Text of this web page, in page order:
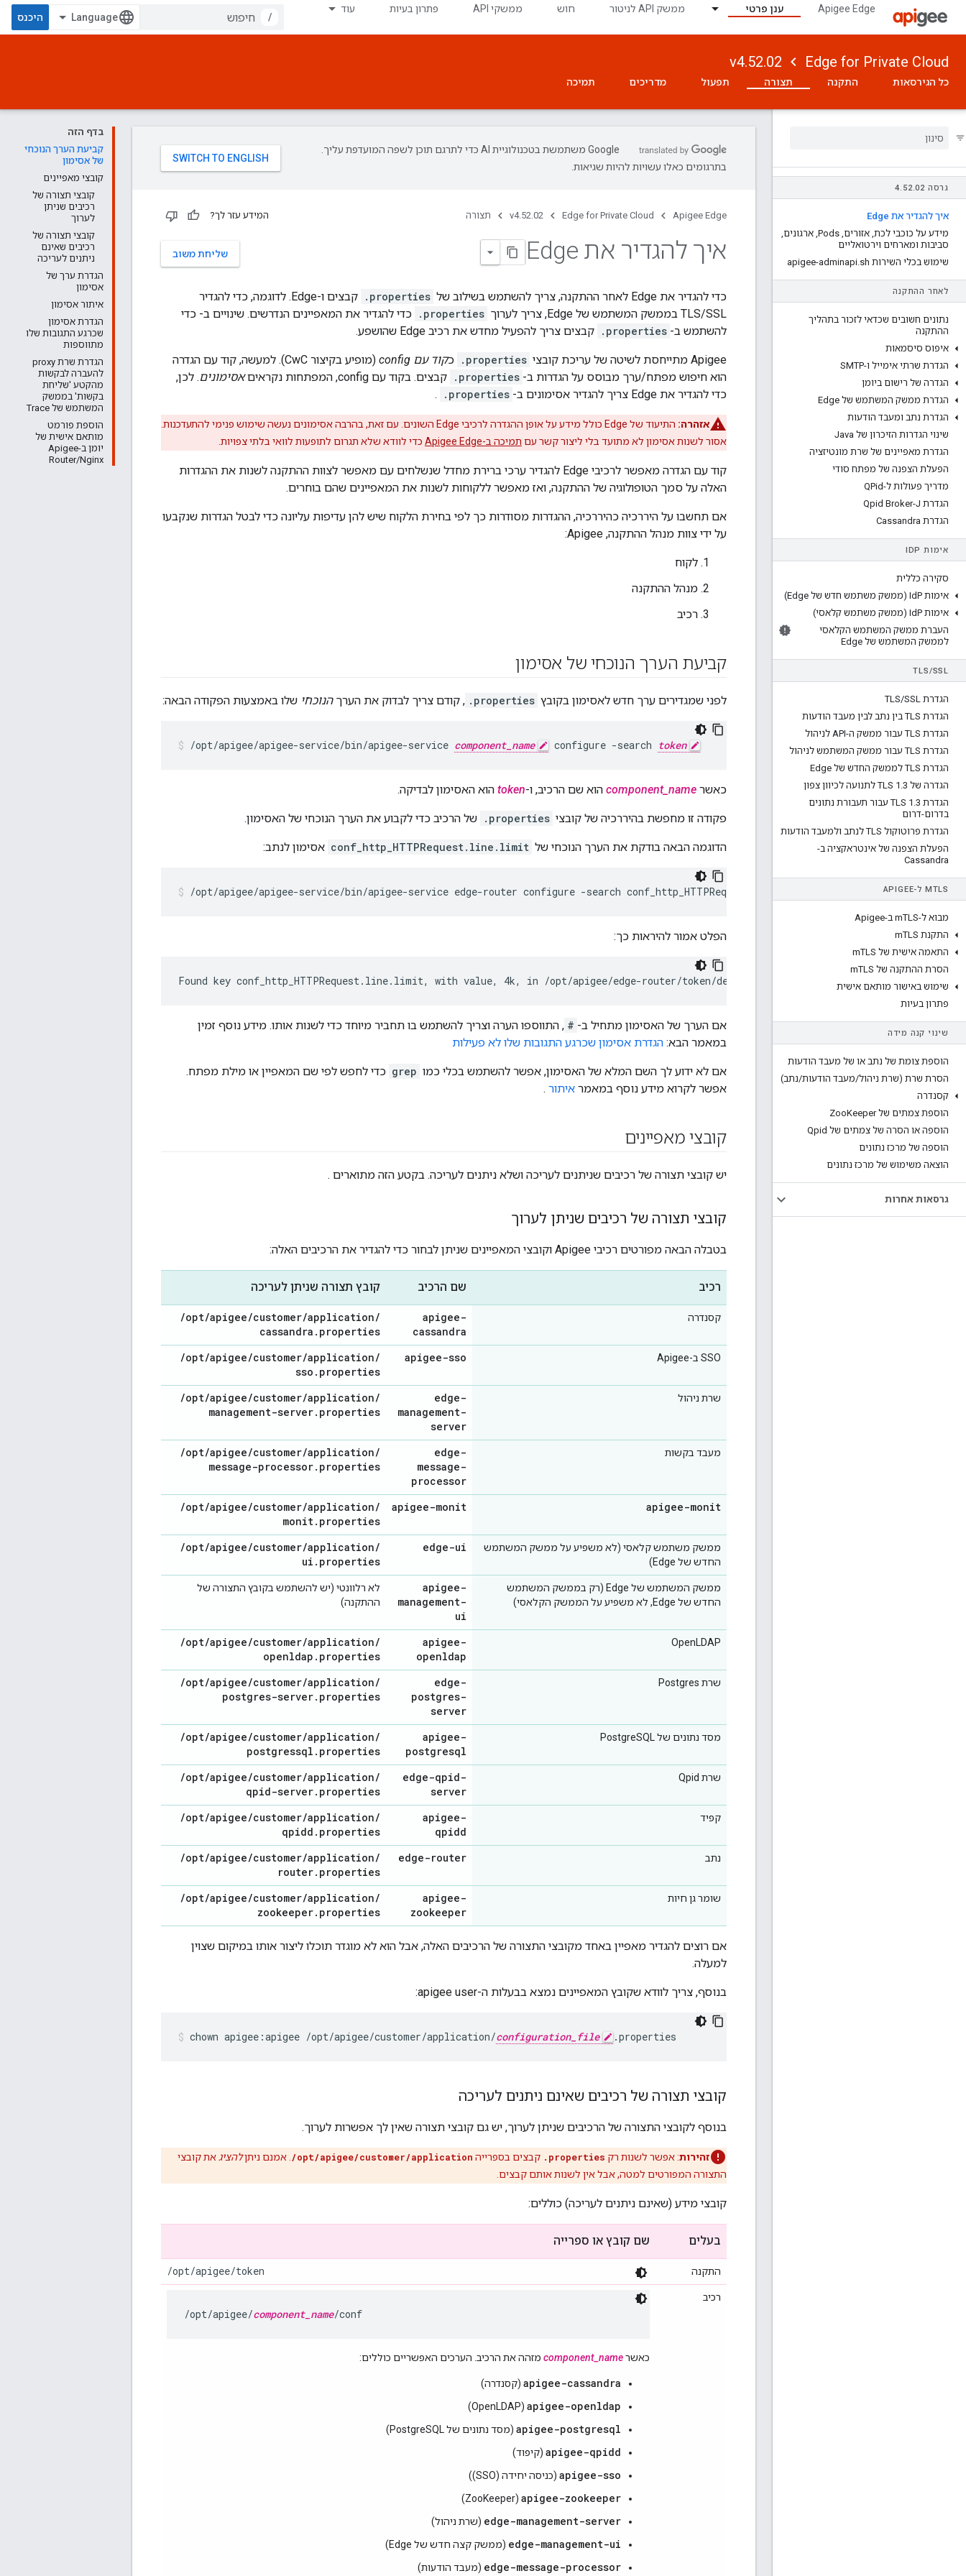
Apigee Edge ענן פרטי ממשק API לניטור חוש ממשקי API פתרון בעיות עוד
/ היכנס
Edge for Private Cloud
v4.52.02
כל הגירסאות התקנה תצורה תפעול מדריכים תמיכה
גרסה 4 . 52.02
איך להגדיר את Edge
מידע על כוכבי לכת, אזורים,
, ארגונים,
סביבות ומארחים וירטואליים
שימוש בכלי השירות apigee-adminapi
.sh
לאחר ההתקנה
נתונים חשובים שכדאי לזכור בתהליך
ההתקנה
איפוס סיסמאות
הגדרת שרתי אימייל ו-SMTP
הגדרה של רישום ביומן
הגדרת ממשק המשתמש של Edge
הגדרת נתב ומעבד הודעות
שינוי הגדרות הזיכרון של Java
הגדרת מאפיינים של שרת מונטיזציה
הפעלת הצפנה של מפתח סודי
מדריך פעולות ל-QPid
הגדרת Qpid Broker-J
הגדרת Cassandra
אימות ID P
סקירה כללית
אימות Id P (ממשק משתמש חדש של Edge)
אימות Id P (ממשק משתמש קלאסי)
העברת ממשק המשתמש הקלאסי
לממשק המשתמש של Edge
TLS/SSL
הגדרת TLS /SSL
הגדרת TLS בין נתב לבין מעבד הודעות
הגדרת TLS עבור ממשק ה-API לניהול
הגדרת TLS עבור ממשק המשתמש לניהול
הגדרת TLS לממשק החדש של Edge
הגדרה של TLS 1
.3 לתנועה לכיוון צפון
הגדרת TLS 1
.
3 עבור תעבורת נתונים
בדרום-דרום
הגדרת פרוטוקול TLS לנתב ולמעבד הודעות
הפעלת הצפנה של אינטראקציה ב-
Cassandra
MTLS ל-APIGEE
מבוא ל-mTLS ב-Apigee
התקנת m TLS
התאמה אישית של m TLS
הסרת ההתקנה של m TLS
שימוש באישור מותאם אישית
פתרון בעיות
שינוי קנה מידה
הוספת צומת של נתב או של מעבד הודעות
הסרת שרת (שרת ניהול/מעבד הודעות/נתב)
קסנדרה
הוספת צמתים של ZooKeeper
הוספה או הסרה של צמתים של Qpid
הוספה של מרכז נתונים
הוצאה משימוש של מרכז נתונים
גרסאות אחרות
בדף הזה
קביעת הערך הנוכחי
של אסימון
קובצי מאפיינים
קובצי תצורה של
רכיבים שניתן
לערוך
קובצי תצורה של
רכיבים שאינם
ניתנים לעריכה
הגדרת ערך של
אסימון
איתור אסימון
הגדרת אסימון
שכרגע התגובות שלו
מתווספות
הגדרת שרת proxy
להעברה לבקשות
מהקטע 'שליחת
בקשות' בממשק
המשתמש של Trace
הוספת פורמט
מותאם אישית של
יומן ב-Apigee
Router/Nginx
‫Google משתמשת בטכנולוגיית AI כדי לתרגם תוכן לשפה המועדפת עליך.
בתרגומים כאלו עשויות להיות שגיאות.
Apigee Edge
Edge for Private Cloud
v4.52.02 תצורה המידע עזר לך?
שליחת משוב איך להגדיר את Edge
כדי להגדיר את Edge לאחר ההתקנה, צריך להשתמש בשילוב של .properties
קבצים ו-Edge. לדוגמה, כדי להגדיר
TLS/SSL בממשק המשתמש של Edge, צריך לערוך
.properties כדי להגדיר את המאפיינים הנדרשים. שינויים ב- כדי
להשתמש ב- .properties קבצים צריך להפעיל מחדש את רכיב Edge שהושפע.
Apigee מתייחסת לשיטה של עריכת קובצי .properties כקוד עם config
(מופיע בקיצור CwC). למעשה, קוד עם הגדרה
הוא חיפוש מפתח/ערך מבוסס על הגדרות ב- .properties קבצים. בקוד עם config, המפתחות נקראים אסימונים. לכן,
כדי להגדיר את Edge צריך להגדיר אסימונים ב-
.properties
.
אזהרה:
התיעוד של Edge כולל מידע על אופן ההגדרה לרכיבי Edge השונים. עם זאת, בהרבה אסימונים נעשה שימוש פנימי להתעדכנות.
אסור לשנות אסימון לא מתועד בלי ליצור קשר עם תמיכה ב-Apigee Edge כדי לוודא שלא תגרום לתופעות לוואי בלתי צפויות.
קוד עם הגדרה מאפשר לרכיבי Edge להגדיר ערכי ברירת מחדל שנשלחים עם מאפשר לצוות ההתקנה לשנות את ההגדרות
האלה על סמך הטופולוגיה של ההתקנה, ואז מאפשר ללקוחות לשנות את המאפיינים שהם בוחרים.
אם תחשבו על היררכיה כהיררכיה, ההגדרות מסודרות כך לפי בחירת הלקוח שיש להן עדיפות עליונה כדי לבטל הגדרות שנקבעו
על ידי צוות מנהל ההתקנה, Apigee:
לקוח
מנהל ההתקנה
רכיב
קביעת הערך הנוכחי של אסימון
לפני שמגדירים ערך חדש לאסימון בקובץ .properties , קודם צריך לבדוק את הערךהנוכחי שלו באמצעות הפקודה הבאה:
/opt/apigee/apigee-service/bin/apigee-service component_name configure -search token
כאשר component_name הוא שם הרכיב, ו-token הוא האסימון לבדיקה.
פקודה זו מחפשת בהיררכיה של קובצי .properties של הרכיב כדי לקבוע את הערך הנוכחי של האסימון.
הדוגמה הבאה בודקת את הערך הנוכחי של conf_http_HTTPRequest.line.limit אסימון לנתב:
/opt/apigee/apigee-service/bin/apigee-service edge-router configure -search conf_http_HTTPRequest.line.limit
הפלט אמור להיראות כך:
Found key conf_http_HTTPRequest.line.limit, with value, 4k, in /opt/apigee/edge-router/token/default.properties
אם הערך של האסימון מתחיל ב- # , התווספו הערה וצריך להשתמש בו תחביר מיוחד כדי לשנות אותו. מידע נוסף זמין
במאמר הבא: הגדרת אסימון שכרגע התגובות שלו לא פעילות
אם לא ידוע לך השם המלא של האסימון, אפשר להשתמש בכלי כמו grep כדי לחפש לפי שם המאפיין או מילת מפתח.
אפשר לקרוא מידע נוסף במאמר איתור .
קובצי מאפיינים
יש קובצי תצורה של רכיבים שניתנים לעריכה ושלא ניתנים לעריכה. בקטע הזה מתוארים .
קובצי תצורה של רכיבים שניתן לערוך
בטבלה הבאה מפורטים רכיבי Apigee וקובצי המאפיינים שניתן לבחור כדי להגדיר את הרכיבים האלה:
רכיב שם הרכיב קובץ תצורה שניתן לעריכה
קסנדרה
apigee-
cassandra
/opt/apigee/customer/application/
cassandra . properties
SSO ב-Apigee apigee-sso
/opt/apigee/customer/application/
sso . properties
שרת ניהול
edge-
management-
server
/opt/apigee/customer/application/
management-server. properties
מעבד בקשות
edge-
message-
processor
/opt/apigee/customer/application/
message-processor. properties
apigee-monit
apigee-monit
/opt/apigee/customer/application/
monit. properties
ממשק משתמש קלאסי (לא משפיע על ממשק המשתמש
החדש של Edge)
edge-ui
/opt/apigee/customer/application/
ui . properties
ממשק המשתמש של Edge (רק בממשק המשתמש
החדש של Edge, לא משפיע על הממשק הקלאסי)
apigee-
management-
ui
לא רלוונטי (יש להשתמש בקובץ התצורה של
ההתקנה)
OpenLDAP
apigee-
openldap
/opt/apigee/customer/application/
openldap . properties
שרת Postgres
edge-
postgres-
server
/opt/apigee/customer/application/
postgres-server. properties
מסד נתונים של PostgreSQL
apigee-
postgresql
/opt/apigee/customer/application/
postgressql . properties
שרת Qpid
edge-qpid-
server
/opt/apigee/customer/application/
qpid-server. properties
קפיד
apigee-
qpidd
/opt/apigee/customer/application/
qpidd . properties
נתב edge-router
/opt/apigee/customer/application/
router. properties
שומר גן חיות
apigee-
zookeeper
/opt/apigee/customer/application/
zookeeper. properties
אם רוצים להגדיר מאפיין באחד מקובצי התצורה של הרכיבים האלה, אבל הוא לא מוגדר תוכלו ליצור אותו במיקום שצוין
למעלה.
בנוסף, צריך לוודא שקובץ המאפיינים נמצא בבעלות ה-apigee user:
chown apigee:apigee /opt/apigee/customer/application/configuration_file .properties
קובצי תצורה של רכיבים שאינם ניתנים לעריכה
בנוסף לקובצי התצורה של הרכיבים שניתן לערוך, יש גם קובצי תצורה שאין לך אפשרות לערוך.
זהירות: אפשר לשנות רק .properties קבצים בספרייה /opt/apigee/customer/application . אמנם ניתןלהציג את קובצי
התצורה המפורטים למטה, אבל אין לשנות אותם קבצים.
קובצי מידע (שאינם ניתנים לעריכה) כוללים:
בעלים שם קובץ או ספרייה
התקנה /opt/apigee/token
רכיב
/opt/apigee/component_name/conf
כאשרcomponent_name מזהה את הרכיב. הערכים האפשריים כוללים:
apigee-cassandra (קסנדרה)
apigee-openldap
(OpenLDAP)
apigee-postgresql (מסד נתונים של PostgreSQL)
apigee-qpidd (קיפוד)
apigee-sso (כניסה יחידה (SSO))
apigee-zookeeper
(ZooKeeper)
edge-management-server (שרת ניהול)
edge-management-ui (ממשק קצה חדש של Edge)
edge-message-processor (מעבד הודעות)